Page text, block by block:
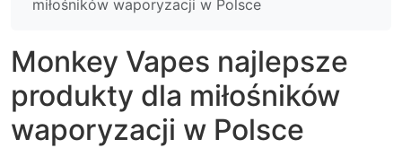
miłośników waporyzacji w Polsce
Monkey Vapes najlepsze
produkty dla miłośników
waporyzacji w Polsce